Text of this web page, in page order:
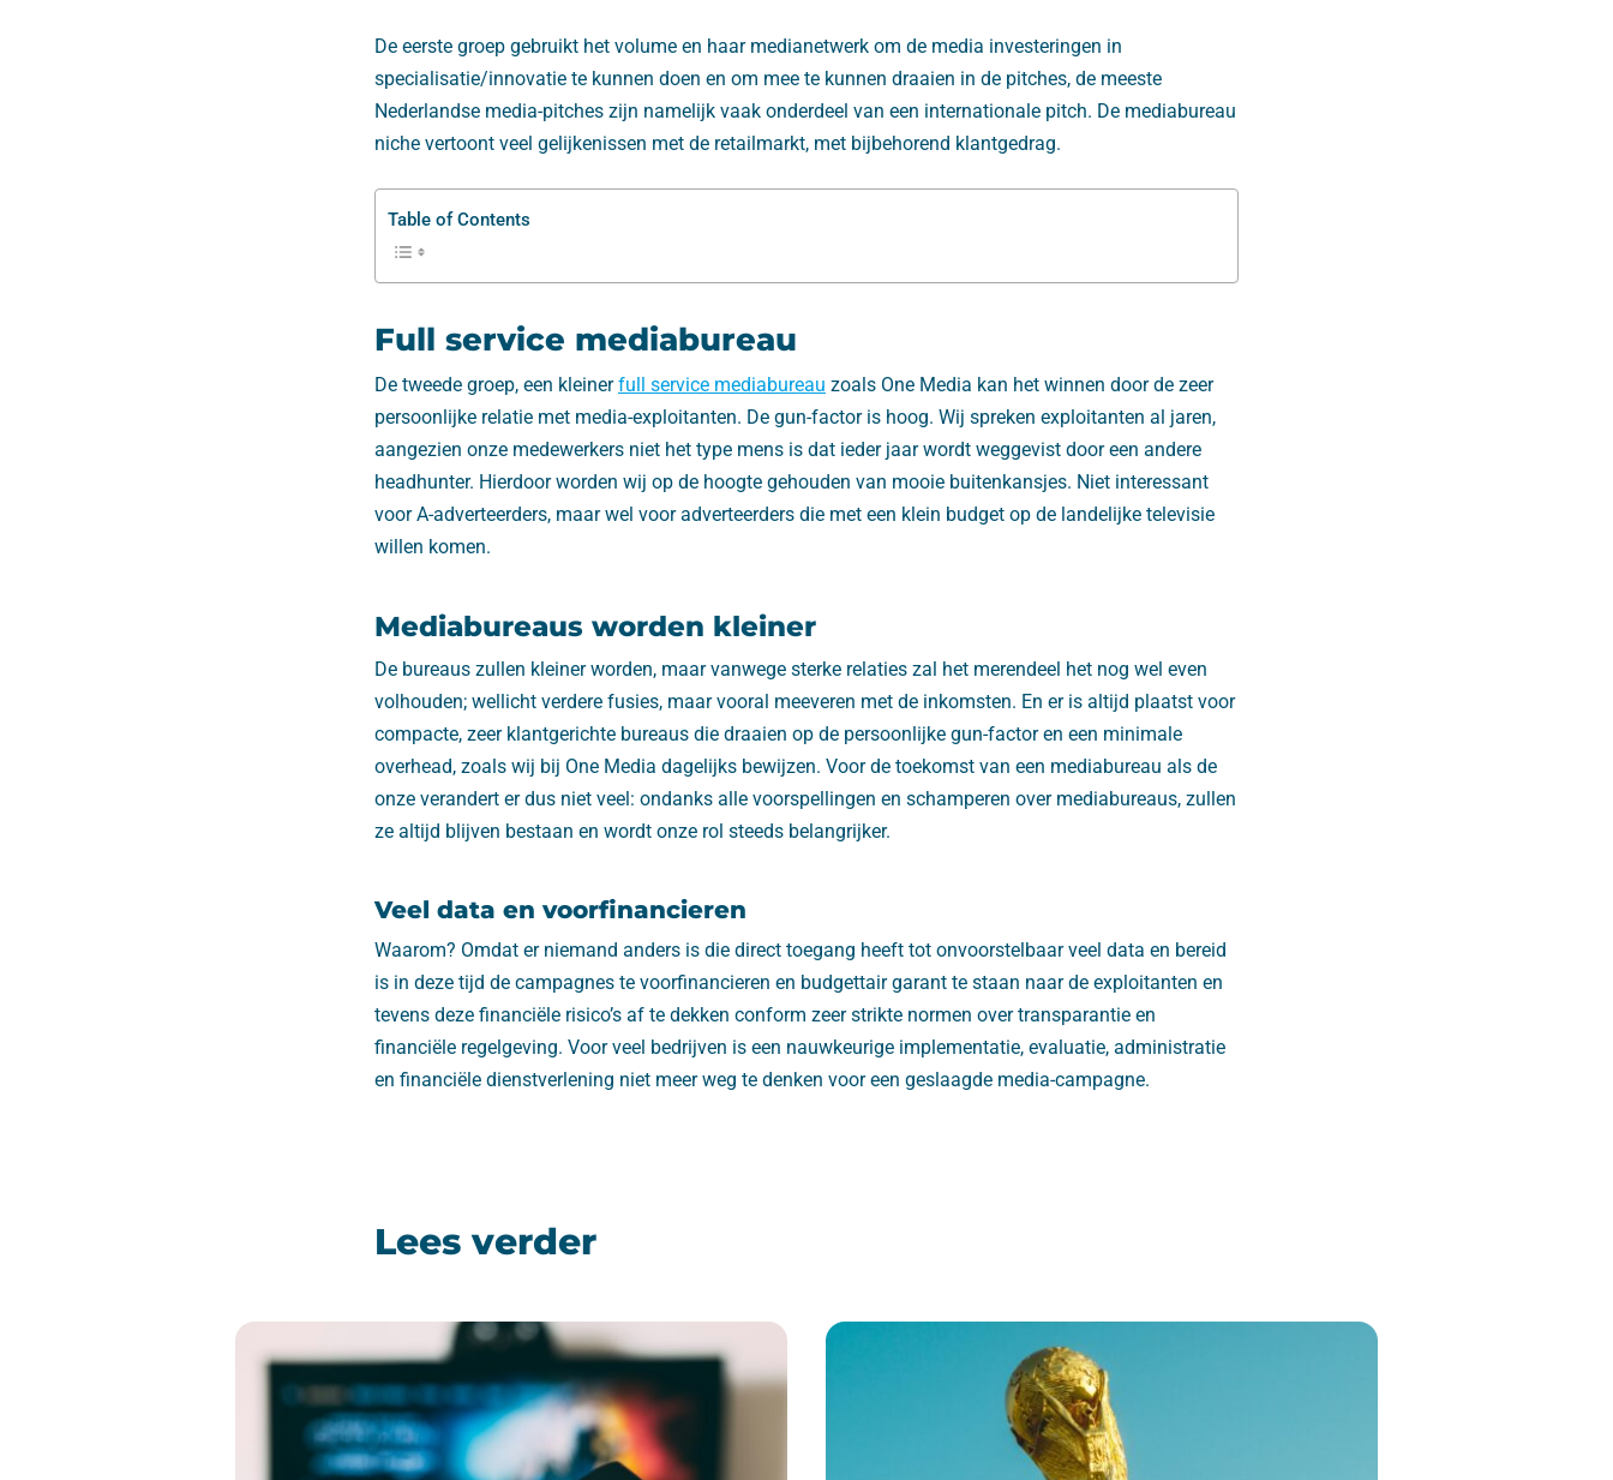
De eerste groep gebruikt het volume en haar medianetwerk om de media investeringen in
specialisatie/innovatie te kunnen doen en om mee te kunnen draaien in de pitches, de meeste
Nederlandse media-pitches zijn namelijk vaak onderdeel van een internationale pitch. De mediabureau
niche vertoont veel gelijkenissen met de retailmarkt, met bijbehorend klantgedrag.
Table of Contents
Full service mediabureau
De tweede groep, een kleinerfull service mediabureau zoals One Media kan het winnen door de zeer
persoonlijke relatie met media-exploitanten. De gun-factor is hoog. Wij spreken exploitanten al jaren,
aangezien onze medewerkers niet het type mens is dat ieder jaar wordt weggevist door een andere
headhunter. Hierdoor worden wij op de hoogte gehouden van mooie buitenkansjes. Niet interessant
voor A-adverteerders, maar wel voor adverteerders die met een klein budget op de landelijke televisie
willen komen.
Mediabureaus worden kleiner
De bureaus zullen kleiner worden, maar vanwege sterke relaties zal het merendeel het nog wel even
volhouden; wellicht verdere fusies, maar vooral meeveren met de inkomsten. En er is altijd plaatst voor
compacte, zeer klantgerichte bureaus die draaien op de persoonlijke gun-factor en een minimale
overhead, zoals wij bij One Media dagelijks bewijzen. Voor de toekomst van een mediabureau als de
onze verandert er dus niet veel: ondanks alle voorspellingen en schamperen over mediabureaus, zullen
ze altijd blijven bestaan en wordt onze rol steeds belangrijker.
Veel data en voorfinancieren
Waarom? Omdat er niemand anders is die direct toegang heeft tot onvoorstelbaar veel data en bereid
is in deze tijd de campagnes te voorfinancieren en budgettair garant te staan naar de exploitanten en
tevens deze financiële risico’s af te dekken conform zeer strikte normen over transparantie en
financiële regelgeving. Voor veel bedrijven is een nauwkeurige implementatie, evaluatie, administratie
en financiële dienstverlening niet meer weg te denken voor een geslaagde media-campagne.
Lees verder